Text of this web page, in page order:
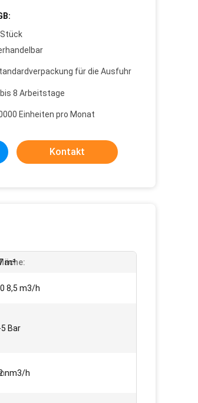
für die Ausfuhr
8 Arbeitstage
Einheiten pro Monat
Kontakt
m²
8,5 m3/h
Bar
nm3/h